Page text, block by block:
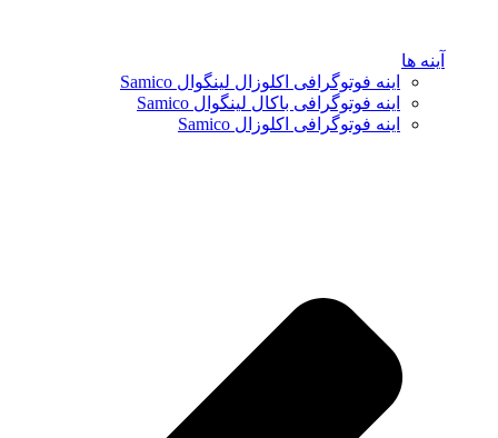
آینه ها
اینه فوتوگرافی اکلوزال لینگوال Samico
اینه فوتوگرافی باکال لینگوال Samico
اینه فوتوگرافی اکلوزال Samico